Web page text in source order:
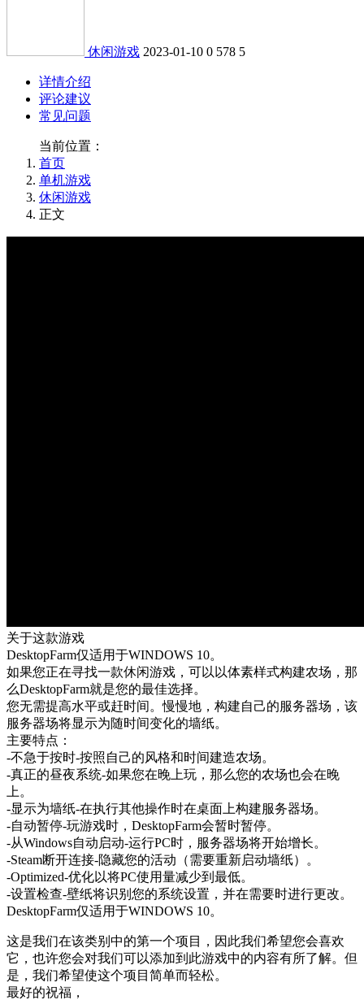
休闲游戏 2023-01-10 0 578 5
详情介绍
评论建议
常见问题
当前位置：
首页
单机游戏
休闲游戏
正文
关于这款游戏
DesktopFarm仅适用于WINDOWS 10。
如果您正在寻找一款休闲游戏，可以以体素样式构建农场，那
么DesktopFarm就是您的最佳选择。
您无需提高水平或赶时间。慢慢地，构建自己的服务器场，该
服务器场将显示为随时间变化的墙纸。
主要特点：
-不急于按时-按照自己的风格和时间建造农场。
-真正的昼夜系统-如果您在晚上玩，那么您的农场也会在晚
上。
-显示为墙纸-在执行其他操作时在桌面上构建服务器场。
-自动暂停-玩游戏时，DesktopFarm会暂时暂停。
-从Windows自动启动-运行PC时，服务器场将开始增长。
-Steam断开连接-隐藏您的活动（需要重新启动墙纸）。
-Optimized-优化以将PC使用量减少到最低。
-设置检查-壁纸将识别您的系统设置，并在需要时进行更改。
DesktopFarm仅适用于WINDOWS 10。
这是我们在该类别中的第一个项目，因此我们希望您会喜欢
它，也许您会对我们可以添加到此游戏中的内容有所了解。但
是，我们希望使这个项目简单而轻松。
最好的祝福，